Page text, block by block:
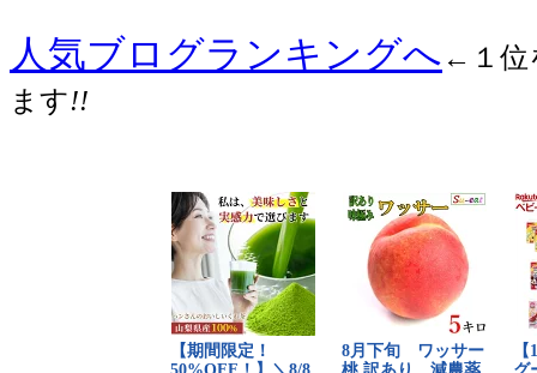
人気ブログランキングへ ←１位
ます!!